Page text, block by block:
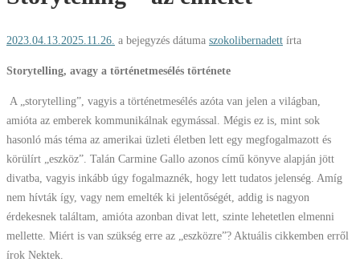
2023.04.13. 2025.11.26. a bejegyzés dátuma szokolibernadett írta
Storytelling, avagy a történetmesélés története
A „storytelling”, vagyis a történetmesélés azóta van jelen a világban,
amióta az emberek kommunikálnak egymással. Mégis ez is, mint sok
hasonló más téma az amerikai üzleti életben lett egy megfogalmazott és
körülírt „eszköz”. Talán Carmine Gallo azonos című könyve alapján jött
divatba, vagyis inkább úgy fogalmaznék, hogy lett tudatos jelenség. Amíg
nem hívták így, vagy nem emelték ki jelentőségét, addig is nagyon
érdekesnek találtam, amióta azonban divat lett, szinte lehetetlen elmenni
mellette. Miért is van szükség erre az „eszközre”? Aktuális cikkemben erről
írok Nektek.